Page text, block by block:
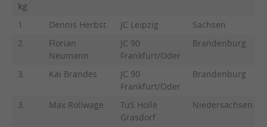
kg
1.
Dennis Herbst JC Leipzig
Sachsen
2.
Florian
Neumann
JC 90
Frankfurt/Oder
Brandenburg
3. Kai Brandes
JC 90
Frankfurt/Oder
Brandenburg
3. Max Rollwage
TuS Holle
Grasdorf
Niedersachsen